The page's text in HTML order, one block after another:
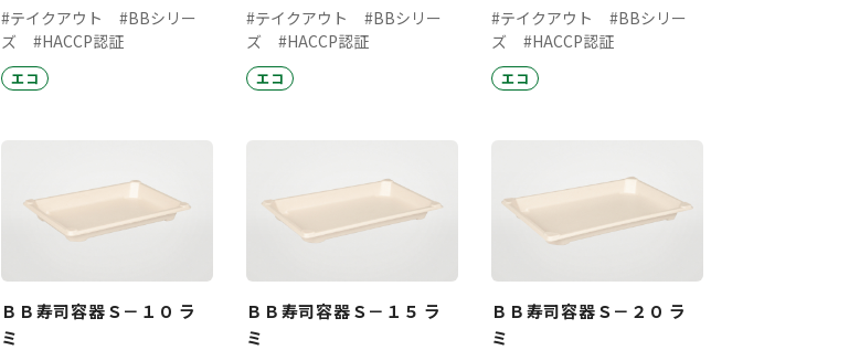
#テイクアウト
#BBシリー
ズ
#HACCP認証
エコ
#テイクアウト
#BBシリー
ズ
#HACCP認証
エコ
#テイクアウト
#BBシリー
ズ
#HACCP認証
エコ
ＢＢ寿司容器Ｓ－１０ ラ
ミ
ＢＢ寿司容器Ｓ－１５ ラ
ミ
ＢＢ寿司容器Ｓ－２０ ラ
ミ